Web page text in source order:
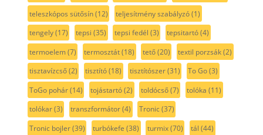
teleszkópos sütősín(12) teljesítmény szabályzó(1)
tengely(17) tepsi (35) tepsi fedél (3) tepsitartó(4)
termoelem(7) termosztát(18) tető(20) textil porzsák(2)
tisztavízcső(2) tisztító(18) tisztítószer(31) To Go(3)
ToGo pohár(14) tojástartó(2) toldócső(7) tolóka (11)
tolókar(3) transzformátor(4) Tronic(37)
Tronic bojler(39) turbókefe (38) turmix(70) tál (44)